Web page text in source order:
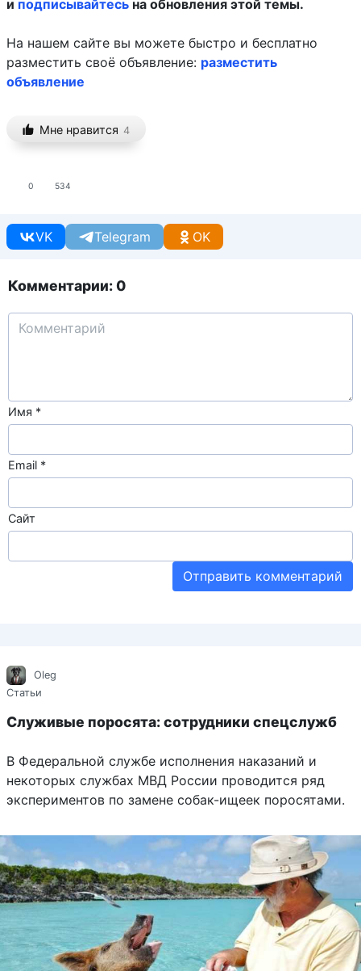
и подписывайтесь на обновления этой темы.
На нашем сайте вы можете быстро и бесплатно
разместить своё объявление: разместить
объявление
Мне нравится 4
0 534
VK Telegram OK
Комментарии: 0
Имя *
Email *
Сайт
Oleg
Статьи
Служивые поросята: сотрудники спецслужб
В Федеральной службе исполнения наказаний и
некоторых службах МВД России проводится ряд
экспериментов по замене собак-ищеек поросятами.